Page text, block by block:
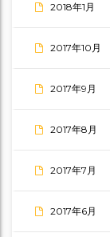
2018年1月
2017年10月
2017年9月
2017年8月
2017年7月
2017年6月